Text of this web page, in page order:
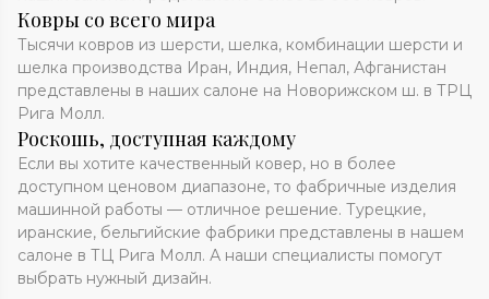
Ковры со всего мира
Тысячи ковров из шерсти, шелка, комбинации шерсти и
шелка производства Иран, Индия, Непал, Афганистан
представлены в наших салоне на Новорижском ш. в ТРЦ
Рига Молл.
Роскошь, доступная каждому
Если вы хотите качественный ковер, но в более
доступном ценовом диапазоне, то фабричные изделия
машинной работы — отличное решение. Турецкие,
иранские, бельгийские фабрики представлены в нашем
салоне в ТЦ Рига Молл. А наши специалисты помогут
выбрать нужный дизайн.